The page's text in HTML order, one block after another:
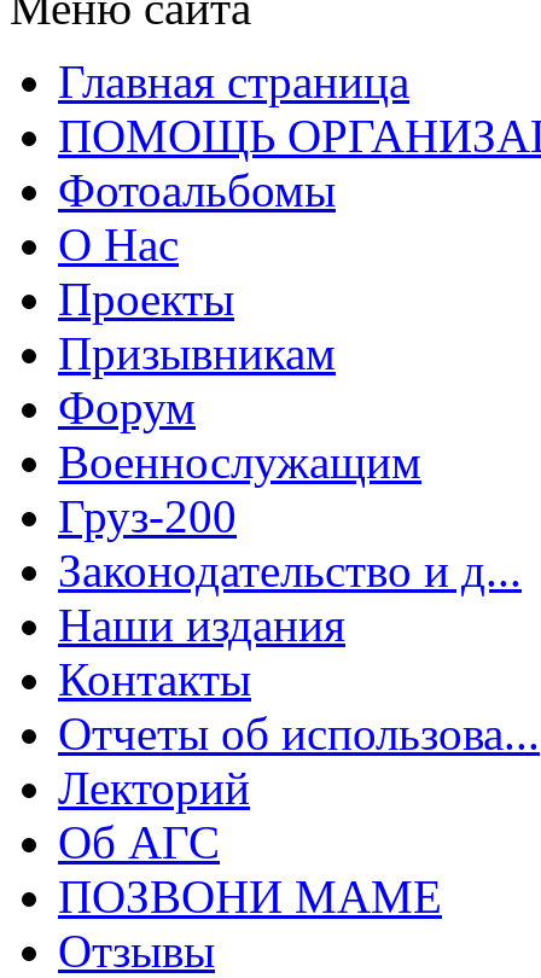
Главная страница
ПОМОЩЬ
Фотоальбомы
О Нас
Проекты
Призывникам
Форум
Военнослужащим
Груз-200
Законодательство и д...
Наши издания
Контакты
Отчеты об использова...
Лекторий
Об АГС
ПОЗВОНИ МАМЕ
Отзывы